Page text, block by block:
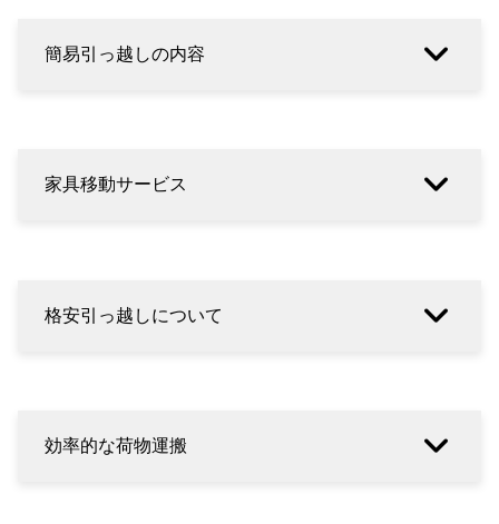
簡易引っ越しの内容
家具移動サービス
格安引っ越しについて
効率的な荷物運搬